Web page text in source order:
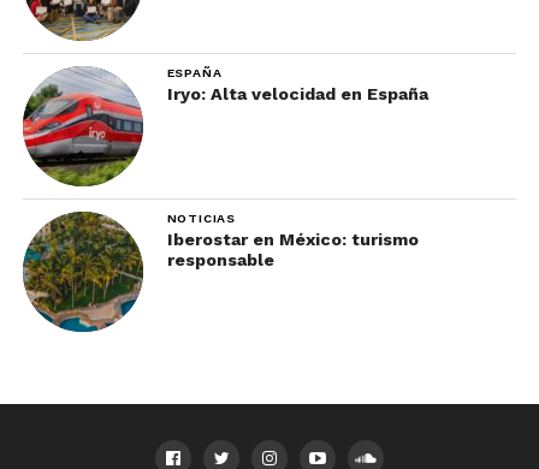
ESPAÑA
Iryo: Alta velocidad en España
NOTICIAS
Iberostar en México: turismo
responsable